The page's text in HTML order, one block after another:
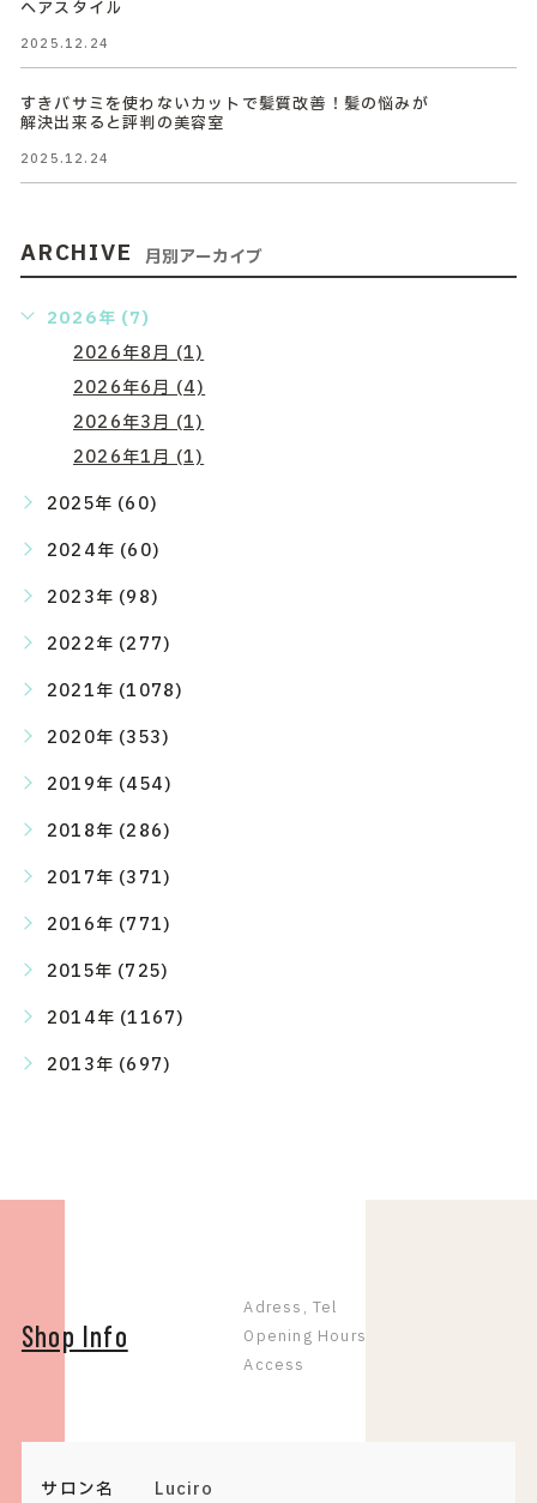
ヘアスタイル
2025.12.24
すきバサミを使わないカットで髪質改善！髪の悩みが
解決出来ると評判の美容室
2025.12.24
ARCHIVE 月別アーカイブ
2026年 (7)
2026年8月 (1)
2026年6月 (4)
2026年3月 (1)
2026年1月 (1)
2025年 (60)
2024年 (60)
2023年 (98)
2022年 (277)
2021年 (1078)
2020年 (353)
2019年 (454)
2018年 (286)
2017年 (371)
2016年 (771)
2015年 (725)
2014年 (1167)
2013年 (697)
Shop Info
Adress, Tel
Opening Hours
Access
サロン名
Luciro